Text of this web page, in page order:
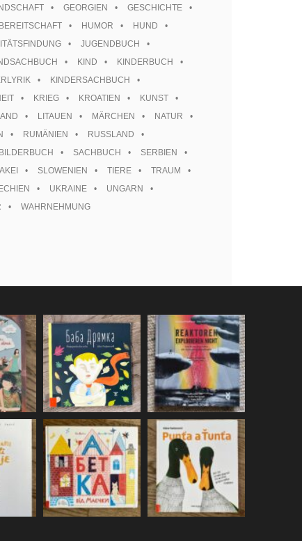
GEORGIEN
GESCHICHTE
HUMOR
HUND
JUGENDBUCH
KIND
KINDERBUCH
KINDERSACHBUCH
KRIEG KROATIEN
KUNST
LITAUEN MÄRCHEN
NATUR
RUMÄNIEN
RUSSLAND
SACHBUCH
SERBIEN
SLOWENIEN TIERE
TRAUM
UKRAINE
UNGARN
WAHRNEHMUNG